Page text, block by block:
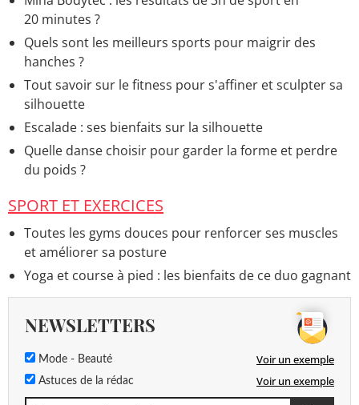
20 minutes ?
Quels sont les meilleurs sports pour maigrir des
hanches ?
Tout savoir sur le fitness pour s'affiner et sculpter sa
silhouette
Escalade : ses bienfaits sur la silhouette
Quelle danse choisir pour garder la forme et perdre
du poids ?
SPORT ET EXERCICES
Toutes les gyms douces pour renforcer ses muscles
et améliorer sa posture
Yoga et course à pied : les bienfaits de ce duo gagnant
NEWSLETTERS
Mode - Beauté Voir un exemple
Astuces de la rédac Voir un exemple